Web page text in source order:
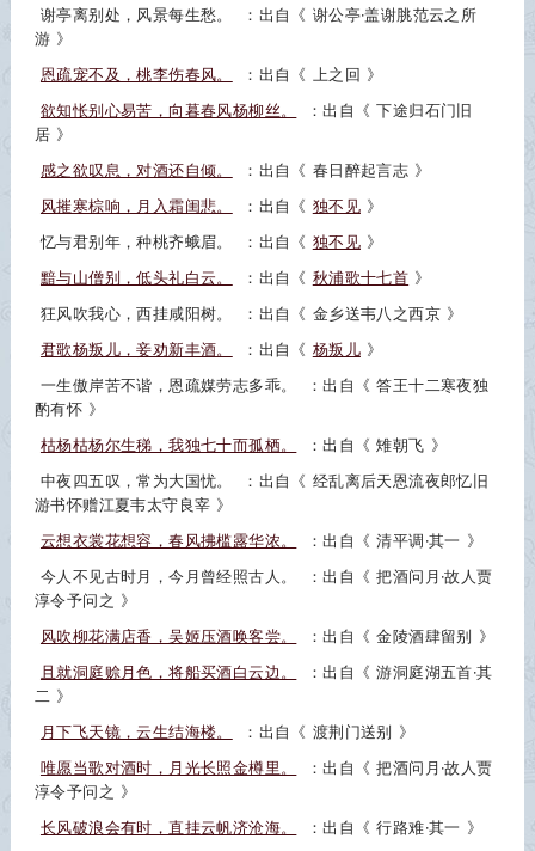
谢亭离别处，风景每生愁。
：出自《 谢公亭·盖谢脁范云之所
游 》
恩疏宠不及，桃李伤春风。
：出自《 上之回 》
欲知怅别心易苦，向暮春风杨柳丝。
：出自《 下途归石门旧
居 》
感之欲叹息，对酒还自倾。
：出自《 春日醉起言志 》
风摧寒棕响，月入霜闺悲。
：出自《 独不见 》
忆与君别年，种桃齐蛾眉。
：出自《 独不见 》
黯与山僧别，低头礼白云。
：出自《 秋浦歌十七首 》
狂风吹我心，西挂咸阳树。
：出自《 金乡送韦八之西京 》
君歌杨叛儿，妾劝新丰酒。
：出自《 杨叛儿 》
一生傲岸苦不谐，恩疏媒劳志多乖。
：出自《 答王十二寒夜独
酌有怀 》
枯杨枯杨尔生稊，我独七十而孤栖。
：出自《 雉朝飞 》
中夜四五叹，常为大国忧。
：出自《 经乱离后天恩流夜郎忆旧
游书怀赠江夏韦太守良宰 》
云想衣裳花想容，春风拂槛露华浓。
：出自《 清平调·其一 》
今人不见古时月，今月曾经照古人。
：出自《 把酒问月·故人贾
淳令予问之 》
风吹柳花满店香，吴姬压酒唤客尝。
：出自《 金陵酒肆留别 》
且就洞庭赊月色，将船买酒白云边。
：出自《 游洞庭湖五首·其
二 》
月下飞天镜，云生结海楼。
：出自《 渡荆门送别 》
唯愿当歌对酒时，月光长照金樽里。
：出自《 把酒问月·故人贾
淳令予问之 》
长风破浪会有时，直挂云帆济沧海。
：出自《 行路难·其一 》